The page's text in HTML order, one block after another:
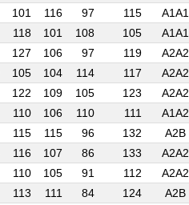
101 116 97 115 A1A1
118 101 108 105 A1A1
127 106 97 119 A2A2
105 104 114 117 A2A2
122 109 105 123 A2A2
110 106 110 111 A1A2
115 115 96 132 A2B
116 107 86 133 A2A2
110 105 91 112 A2A2
113 111 84 124 A2B